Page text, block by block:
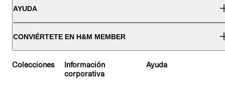
AYUDA
CONVIÉRTETE EN H&M MEMBER
Colecciones
Información
corporativa
Ayuda